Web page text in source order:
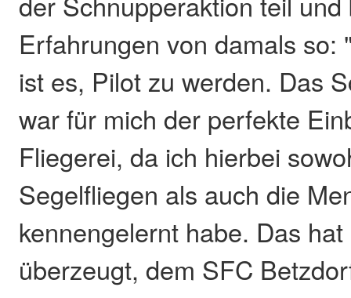
Erfahrungen von damals so:
ist es, Pilot zu werden. Das
war für mich der perfekte
Fliegerei, da ich hierbei
Segelfliegen als auch die
kennengelernt habe. Das
überzeugt, dem SFC